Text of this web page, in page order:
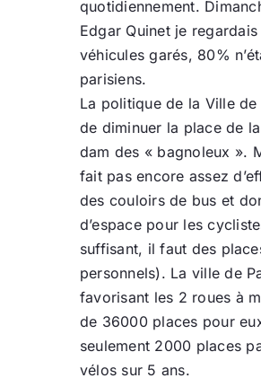
quotidiennement.
Edgar Quinet je
véhicules garés, 80%
parisiens.
La politique de la Ville de
de diminuer la place de
dam des « bagnoleux ».
fait pas encore assez
des couloirs de bus et
d’espace pour les
suffisant, il faut des
personnels). La ville de
favorisant les 2 roues à
de 36000 places pour
seulement 2000 places
vélos sur 5 ans.